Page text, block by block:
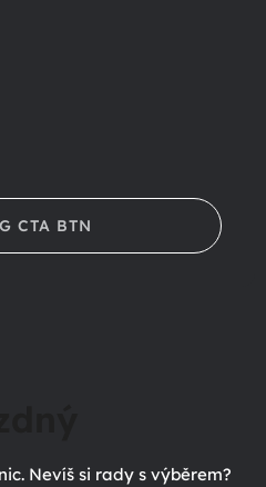
CTA BTN
Nevíš si rady s výběrem?